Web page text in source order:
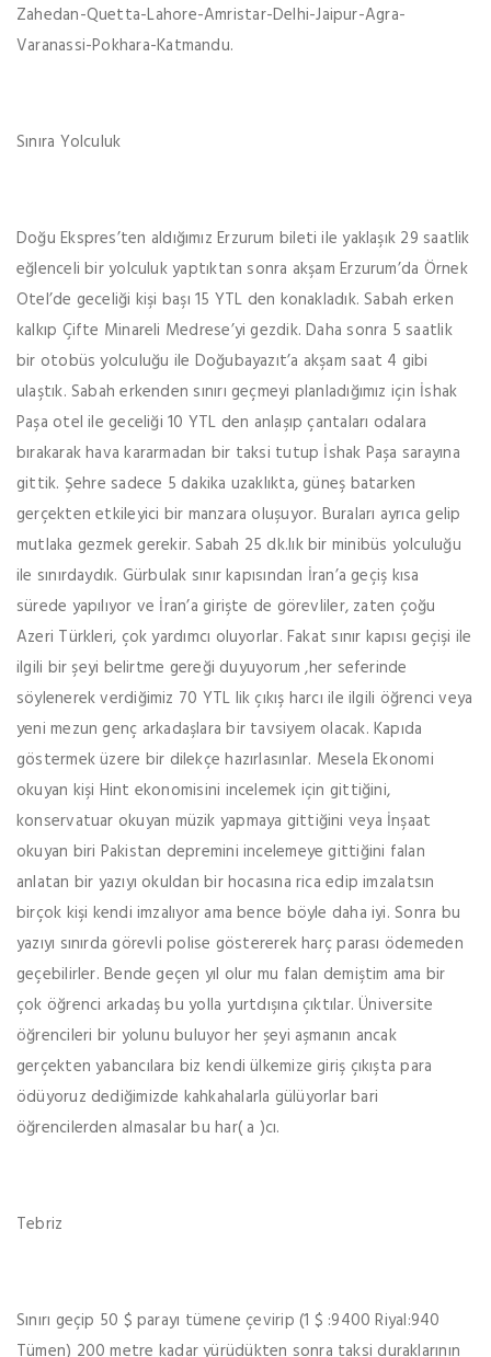
Zahedan-Quetta-Lahore-Amristar-Delhi-Jaipur-Agra-
Varanassi-Pokhara-Katmandu.
Sınıra Yolculuk
Doğu Ekspres’ten aldığımız Erzurum bileti ile yaklaşık 29 saatlik
eğlenceli bir yolculuk yaptıktan sonra akşam Erzurum’da Örnek
Otel’de geceliği kişi başı 15 YTL den konakladık. Sabah erken
kalkıp Çifte Minareli Medrese’yi gezdik. Daha sonra 5 saatlik
bir otobüs yolculuğu ile Doğubayazıt’a akşam saat 4 gibi
ulaştık. Sabah erkenden sınırı geçmeyi planladığımız için İshak
Paşa otel ile geceliği 10 YTL den anlaşıp çantaları odalara
bırakarak hava kararmadan bir taksi tutup İshak Paşa sarayına
gittik. Şehre sadece 5 dakika uzaklıkta, güneş batarken
gerçekten etkileyici bir manzara oluşuyor. Buraları ayrıca gelip
mutlaka gezmek gerekir. Sabah 25 dk.lık bir minibüs yolculuğu
ile sınırdaydık. Gürbulak sınır kapısından İran’a geçiş kısa
sürede yapılıyor ve İran’a girişte de görevliler, zaten çoğu
Azeri Türkleri, çok yardımcı oluyorlar. Fakat sınır kapısı geçişi ile
ilgili bir şeyi belirtme gereği duyuyorum ,her seferinde
söylenerek verdiğimiz 70 YTL lik çıkış harcı ile ilgili öğrenci veya
yeni mezun genç arkadaşlara bir tavsiyem olacak. Kapıda
göstermek üzere bir dilekçe hazırlasınlar. Mesela Ekonomi
okuyan kişi Hint ekonomisini incelemek için gittiğini,
konservatuar okuyan müzik yapmaya gittiğini veya İnşaat
okuyan biri Pakistan depremini incelemeye gittiğini falan
anlatan bir yazıyı okuldan bir hocasına rica edip imzalatsın
birçok kişi kendi imzalıyor ama bence böyle daha iyi. Sonra bu
yazıyı sınırda görevli polise göstererek harç parası ödemeden
geçebilirler. Bende geçen yıl olur mu falan demiştim ama bir
çok öğrenci arkadaş bu yolla yurtdışına çıktılar. Üniversite
öğrencileri bir yolunu buluyor her şeyi aşmanın ancak
gerçekten yabancılara biz kendi ülkemize giriş çıkışta para
ödüyoruz dediğimizde kahkahalarla gülüyorlar bari
öğrencilerden almasalar bu har( a )cı.
Tebriz
Sınırı geçip 50 $ parayı tümene çevirip (1 $ :9400 Riyal:940